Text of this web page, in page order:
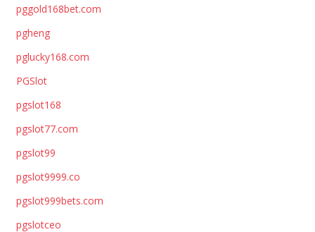
pggold168bet.com
pgheng
pglucky168.com
PGSlot
pgslot168
pgslot77.com
pgslot99
pgslot9999.co
pgslot999bets.com
pgslotceo